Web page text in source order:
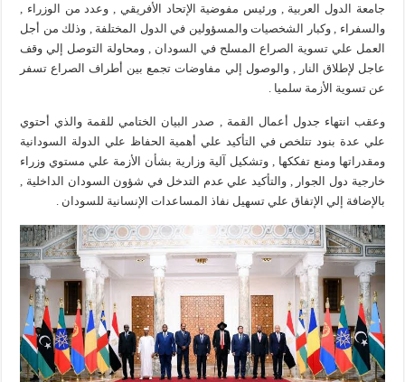
جامعة الدول العربية , ورئيس مفوضية الإتحاد الأفريقي , وعدد من الوزراء ,
والسفراء , وكبار الشخصيات والمسؤولين في الدول المختلفة , وذلك من أجل
العمل علي تسوية الصراع المسلح في السودان , ومحاولة التوصل إلي وقف
عاجل لإطلاق النار , والوصول إلي مفاوضات تجمع بين أطراف الصراع تسفر
عن تسوية الأزمة سلميا .
وعقب انتهاء جدول أعمال القمة , صدر البيان الختامي للقمة والذي أحتوي
علي عدة بنود تتلخص في التأكيد علي أهمية الحفاظ علي الدولة السودانية
ومقدراتها ومنع تفككها , وتشكيل آلية وزارية بشأن الأزمة علي مستوي وزراء
خارجية دول الجوار , والتأكيد علي عدم التدخل في شؤون السودان الداخلية ,
بالإضافة إلي الإتفاق علي تسهيل نفاذ المساعدات الإنسانية للسودان .